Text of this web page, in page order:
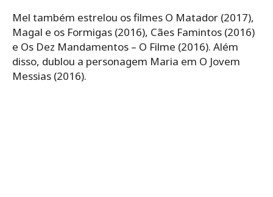
Mel também estrelou os filmes O Matador (2017),
Magal e os Formigas (2016), Cães Famintos (2016)
e Os Dez Mandamentos – O Filme (2016). Além
disso, dublou a personagem Maria em O Jovem
Messias (2016).